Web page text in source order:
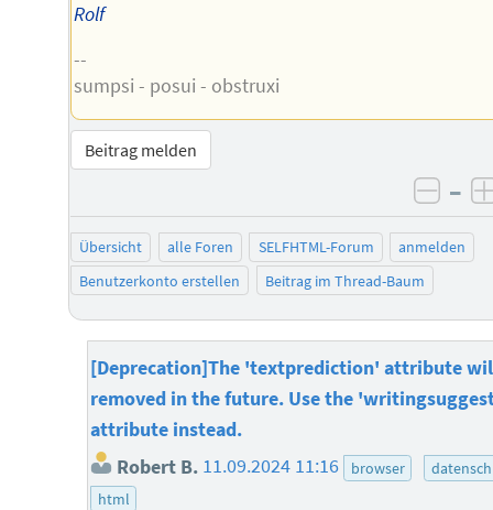
Rolf
--
sumpsi - posui - obstruxi
Beitrag melden
–
Übersicht alle Foren SELFHTML-Forum
anmelden
Benutzerkonto erstellen
Beitrag im Thread-Baum
[Deprecation]The 'textprediction' attribute
removed in the future. Use the
attribute instead.
Robert B. 11.09.2024 11:16 browser
html